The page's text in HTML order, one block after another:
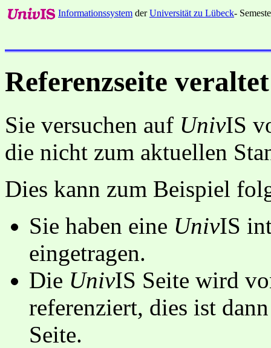
Informationssystem derUniversität zu Lübeck-
Referenzseite veraltet
Sie versuchen auf UnivIS
die nicht zum aktuellen
Dies kann zum Beispiel
Sie haben eine UnivIS
eingetragen.
Die UnivIS Seite wird
referenziert, dies ist
Seite.